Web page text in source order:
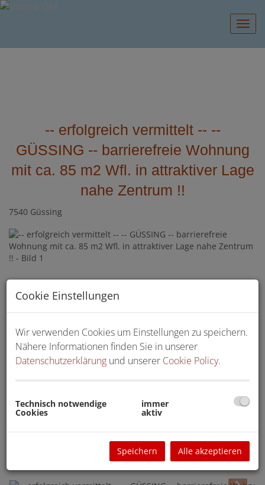
-- erfolgreich vermittelt -- --
GÜSSING -- barrierefreie Wohnung
mit ca. 85 m2 Wfl. in attraktiver Lage
nahe Zentrum !!
7540 Güssing
Cookie Einstellungen
Wir verwenden Cookies um Einstellungen zu speichern.
Nähere Informationen finden Sie in unserer
Datenschutzerklärung und unserer Cookie Policy.
Technisch notwendige
Cookies
immer
aktiv
Speichern Alle akzeptieren